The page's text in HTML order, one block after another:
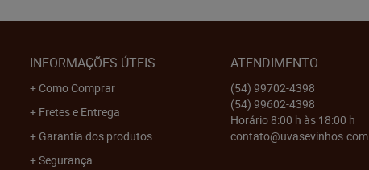
INFORMAÇÕES ÚTEIS
Como Comprar
Fretes e Entrega
Garantia dos produtos
Segurança
ATENDIMENTO
(54) 99702-4398
(54) 99602-4398
Horário 8:00 h às 18:00 h
contato@uvasevinhos.com